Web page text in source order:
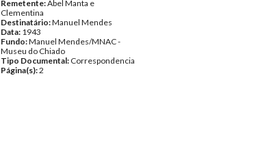
Remetente:Abel Manta e
Clementina
Destinatário:Manuel Mendes
Data: 1943
Fundo:Manuel Mendes/MNAC -
Museu do Chiado
Tipo Documental: Correspondencia
Página(s):2